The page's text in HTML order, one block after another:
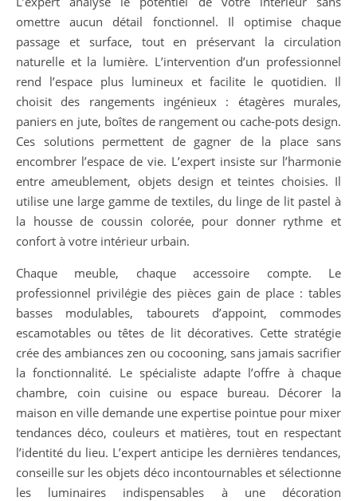
omettre aucun détail fonctionnel. Il optimise chaque
passage et surface, tout en préservant la circulation
naturelle et la lumière. L’intervention d’un professionnel
rend l’espace plus lumineux et facilite le quotidien. Il
choisit des rangements ingénieux : étagères murales,
paniers en jute, boîtes de rangement ou cache-pots design.
Ces solutions permettent de gagner de la place sans
encombrer l’espace de vie. L’expert insiste sur l’harmonie
entre ameublement, objets design et teintes choisies. Il
utilise une large gamme de textiles, du linge de lit pastel à
la housse de coussin colorée, pour donner rythme et
confort à votre intérieur urbain.
Chaque meuble, chaque accessoire compte. Le
professionnel privilégie des pièces gain de place : tables
basses modulables, tabourets d’appoint, commodes
escamotables ou têtes de lit décoratives. Cette stratégie
crée des ambiances zen ou cocooning, sans jamais sacrifier
la fonctionnalité. Le spécialiste adapte l’offre à chaque
chambre, coin cuisine ou espace bureau. Décorer la
maison en ville demande une expertise pointue pour mixer
tendances déco, couleurs et matières, tout en respectant
l’identité du lieu. L’expert anticipe les dernières tendances,
conseille sur les objets déco incontournables et sélectionne
les luminaires indispensables à une décoration